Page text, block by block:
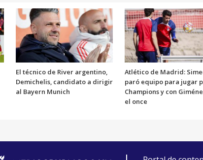
El técnico de River argentino,
Demichelis, candidato a dirigir
al Bayern Munich
Atlético de Madrid:
paró equipo para jugar
Champions y con
el once